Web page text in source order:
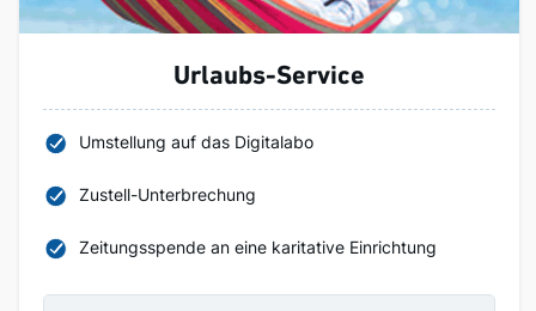
Urlaubs-Service
Umstellung auf das Digitalabo
Zustell-Unterbrechung
Zeitungsspende an eine karitative Einrichtung